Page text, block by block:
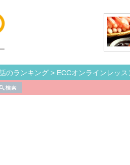
のランキング > ECCオンラインレッス